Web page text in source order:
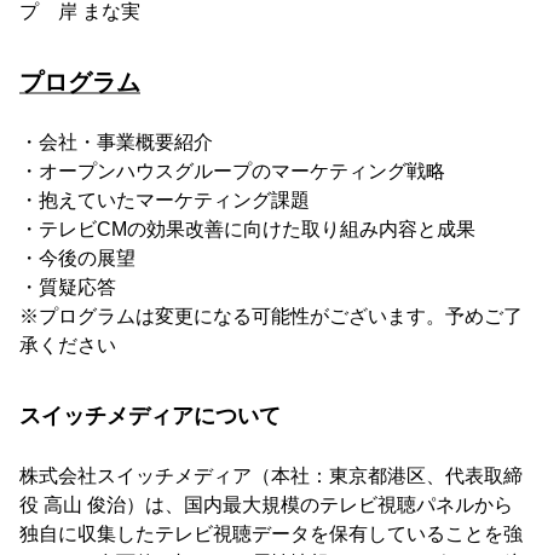
プ 岸 まな実
プログラム
・会社・事業概要紹介
・オープンハウスグループのマーケティング戦略
・抱えていたマーケティング課題
・テレビCMの効果改善に向けた取り組み内容と成果
・今後の展望
・質疑応答
※プログラムは変更になる可能性がございます。予めご了
承ください
スイッチメディアについて
株式会社スイッチメディア（本社：東京都港区、代表取締
役 高山 俊治）は、国内最大規模のテレビ視聴パネルから
独自に収集したテレビ視聴データを保有していることを強